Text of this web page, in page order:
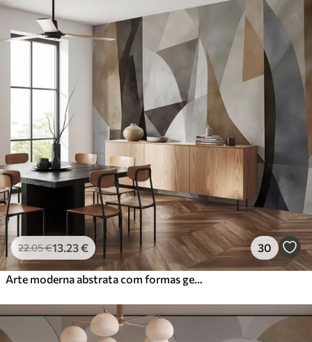
22.05€13.23€ 30
Arte moderna abstrata com formas geométricas texturais em tons de castanho, cinzento e bege